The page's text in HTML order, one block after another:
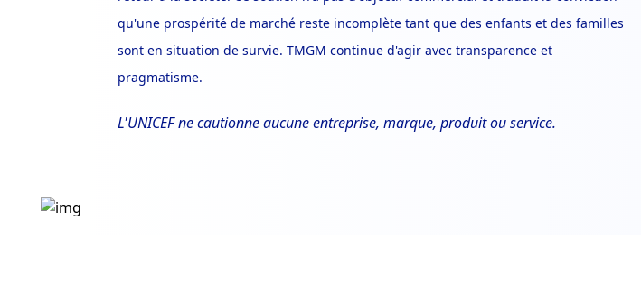
qu'une prospérité de marché reste incomplète tant que des enfants et des familles
sont en situation de survie. TMGM continue d'agir avec transparence et
pragmatisme.
L'UNICEF ne cautionne aucune entreprise, marque, produit ou service.